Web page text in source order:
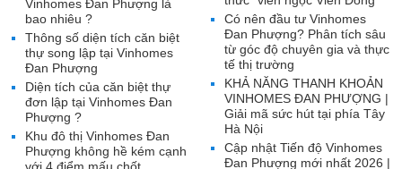
Có nên đầu tư Vinhomes
Đan Phượng? Phân tích sâu
từ góc độ chuyên gia và thực
tế thị trường
KHẢ NĂNG THANH KHOẢN
VINHOMES ĐAN PHƯỢNG |
Giải mã sức hút tại phía Tây
Hà Nội
Cập nhật Tiến độ Vinhomes
Đan Phượng mới nhất 2026 |
Vinhomes Đan Phượng là
bao nhiêu ?
Thông số diện tích căn biệt
thự song lập tại Vinhomes
Đan Phượng
Diện tích của căn biệt thự
đơn lập tại Vinhomes Đan
Phượng ?
Khu đô thị Vinhomes Đan
Phượng không hề kém cạnh